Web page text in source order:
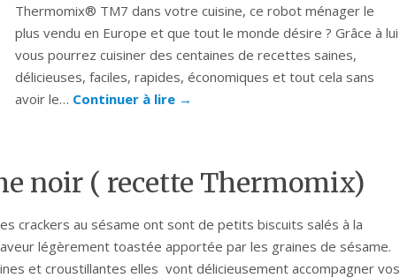
Thermomix® TM7 dans votre cuisine, ce robot ménager le
plus vendu en Europe et que tout le monde désire ? Grâce à lui
vous pourrez cuisiner des centaines de recettes saines,
délicieuses, faciles, rapides, économiques et tout cela sans
avoir le… Continuer à lire →
noir ( recette Thermomix)
crackers au sésame ont sont de petits biscuits salés à la
légèrement toastée apportée par les graines de sésame.
et croustillantes elles vont délicieusement accompagner vos